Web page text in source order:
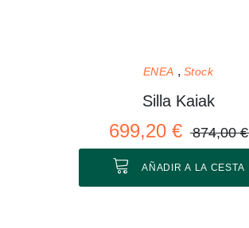
ENEA Stock
Silla Kaiak
699,20 € 874,00 €
AÑADIR A LA CESTA